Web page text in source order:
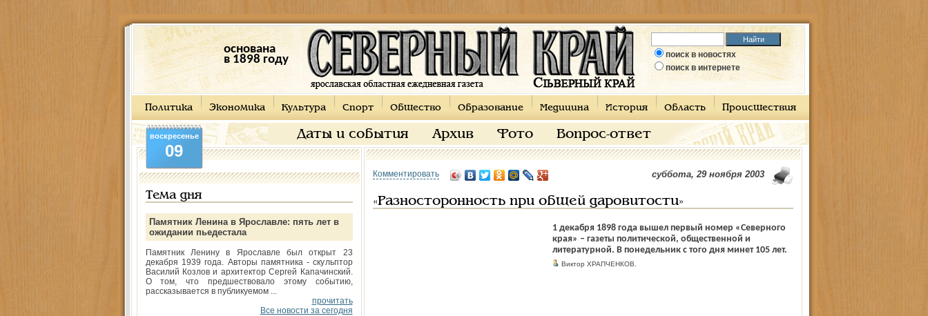
основана
в 1898 году
поиск в новостях
поиск в интернете
Политика Экономика Культура Спорт Общество Образование Медицина История Область Происшествия
Даты и события Архив Фото Вопрос-ответ
воскресенье
09
Тема дня
Памятник Ленина в Ярославле: пять лет в
ожидании пьедестала
Памятник Ленину в Ярославле был открыт 23
декабря 1939 года. Авторы памятника - скульптор
Василий Козлов и архитектор Сергей Капачинский.
О том, что предшествовало этому событию,
рассказывается в публикуемом ...
прочитать
Все новости за сегодня
Комментировать суббота, 29 ноября 2003
«Разносторонность при общей даровитости»
1 декабря 1898 года вышел первый номер «Северного
края» – газеты политической, общественной и
литературной. В понедельник с того дня минет 105 лет.
Виктор ХРАПЧЕНКОВ.